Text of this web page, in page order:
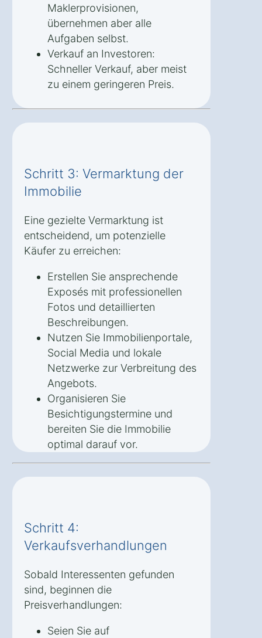
Maklerprovisionen,
übernehmen aber alle
Aufgaben selbst.
Verkauf an Investoren:
Schneller Verkauf, aber meist
zu einem geringeren Preis.
Schritt 3: Vermarktung der
Immobilie
Eine gezielte Vermarktung ist
entscheidend, um potenzielle
Käufer zu erreichen:
Erstellen Sie ansprechende
Exposés mit professionellen
Fotos und detaillierten
Beschreibungen.
Nutzen Sie Immobilienportale,
Social Media und lokale
Netzwerke zur Verbreitung des
Angebots.
Organisieren Sie
Besichtigungstermine und
bereiten Sie die Immobilie
optimal darauf vor.
Schritt 4:
Verkaufsverhandlungen
Sobald Interessenten gefunden
sind, beginnen die
Preisverhandlungen:
Seien Sie auf